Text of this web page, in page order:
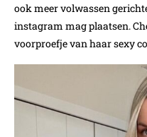
ook meer volwassen
instagram mag plaatsen.
voorproefje van haar sexy